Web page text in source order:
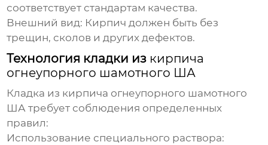
соответствует стандартам качества.
Внешний вид: Кирпич должен быть без
трещин, сколов и других дефектов.
Технология кладки из кирпича
огнеупорного шамотного ША
Кладка из кирпича огнеупорного шамотного
ША требует соблюдения определенных
правил:
Использование специального раствора: